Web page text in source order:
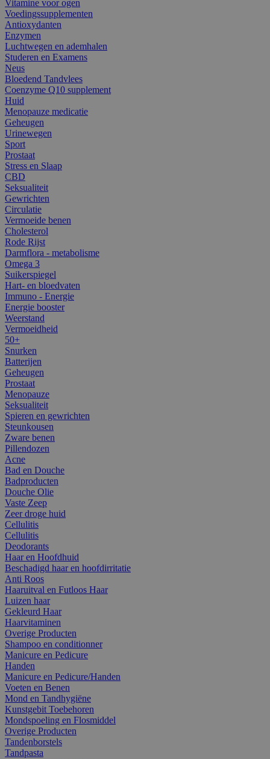
Vitamine voor ogen
Voedingssupplementen
Antioxydanten
Enzymen
Luchtwegen en ademhalen
Studeren en Examens
Neus
Bloedend Tandvlees
Coenzyme Q10 supplement
Huid
Menopauze medicatie
Geheugen
Urinewegen
Sport
Prostaat
Stress en Slaap
CBD
Seksualiteit
Gewrichten
Circulatie
Vermoeide benen
Cholesterol
Rode Rijst
Darmflora - metabolisme
Omega 3
Suikerspiegel
Hart- en bloedvaten
Immuno - Energie
Energie booster
Weerstand
Vermoeidheid
50+
Snurken
Batterijen
Geheugen
Prostaat
Menopauze
Seksualiteit
Spieren en gewrichten
Steunkousen
Zware benen
Pillendozen
Acne
Bad en Douche
Badproducten
Douche Olie
Vaste Zeep
Zeer droge huid
Cellulitis
Cellulitis
Deodorants
Haar en Hoofdhuid
Beschadigd haar en hoofdirritatie
Anti Roos
Haaruitval en Futloos Haar
Luizen haar
Gekleurd Haar
Haarvitaminen
Overige Producten
Shampoo en conditionner
Manicure en Pedicure
Handen
Manicure en Pedicure/Handen
Voeten en Benen
Mond en Tandhygiëne
Kunstgebit Toebehoren
Mondspoeling en Flosmiddel
Overige Producten
Tandenborstels
Tandpasta